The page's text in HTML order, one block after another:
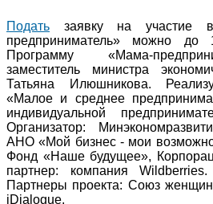
Подать заявку на участие
предприниматель» можно до
Программу «Мама-
заместитель министра
Татьяна Илюшникова.
«Малое и среднее
индивидуальной
Организатор:
АНО «Мой бизнес - мои
Фонд «Наше будущее»,
партнер: компания
Партнеры проекта: Союз
iDialogue.